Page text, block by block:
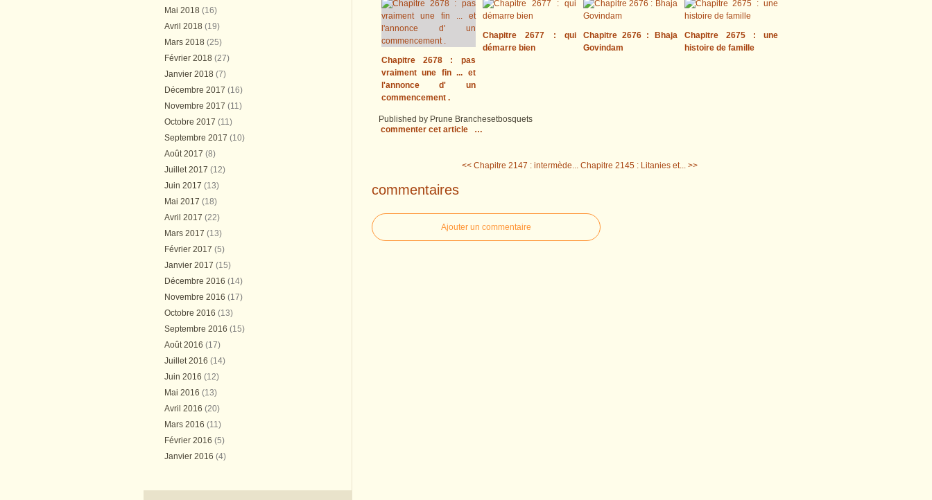
Mai 2018 (16)
Avril 2018 (19)
Mars 2018 (25)
Février 2018 (27)
Janvier 2018 (7)
Décembre 2017 (16)
Novembre 2017 (11)
Octobre 2017 (11)
Septembre 2017 (10)
Août 2017 (8)
Juillet 2017 (12)
Juin 2017 (13)
Mai 2017 (18)
Avril 2017 (22)
Mars 2017 (13)
Février 2017 (5)
Janvier 2017 (15)
Décembre 2016 (14)
Novembre 2016 (17)
Octobre 2016 (13)
Septembre 2016 (15)
Août 2016 (17)
Juillet 2016 (14)
Juin 2016 (12)
Mai 2016 (13)
Avril 2016 (20)
Mars 2016 (11)
Février 2016 (5)
Janvier 2016 (4)
Chapitre 2678 : pas
vraiment une fin ... et
l'annonce d' un
commencement .
Chapitre 2677 : qui
démarre bien
Chapitre 2676 : Bhaja
Govindam
Chapitre 2675 : une
histoire de famille
Published by Prune Branchesetbosquets
commenter cet article
…
<< Chapitre 2147 : intermède... Chapitre 2145 : Litanies et... >>
commentaires
Ajouter un commentaire